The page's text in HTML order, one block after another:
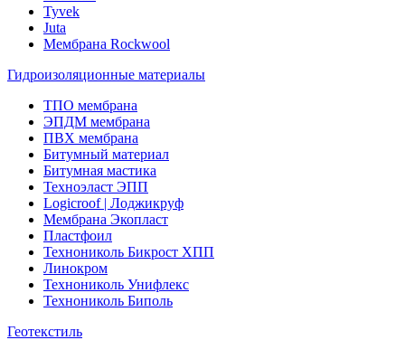
Tyvek
Juta
Мембрана Rockwool
Гидроизоляционные материалы
ТПО мембрана
ЭПДМ мембрана
ПВХ мембрана
Битумный материал
Битумная мастика
Техноэласт ЭПП
Logicroof | Лоджикруф
Мембрана Экопласт
Пластфоил
Технониколь Бикрост ХПП
Линокром
Технониколь Унифлекс
Технониколь Биполь
Геотекстиль